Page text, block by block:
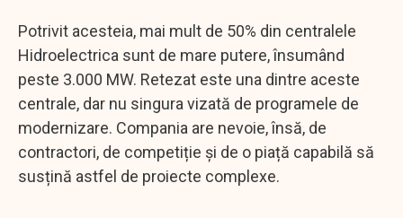
Potrivit acesteia, mai mult de 50% din centralele
Hidroelectrica sunt de mare putere, însumând
peste 3.000 MW. Retezat este una dintre aceste
centrale, dar nu singura vizată de programele de
modernizare. Compania are nevoie, însă, de
contractori, de competiție și de o piață capabilă să
susțină astfel de proiecte complexe.